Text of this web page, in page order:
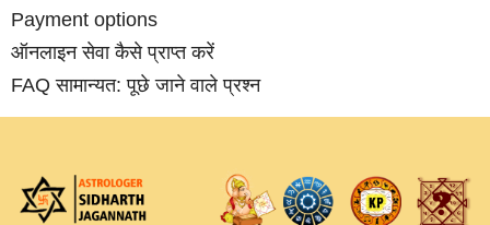
Payment options
ऑनलाइन सेवा कैसे प्राप्‍त करें
FAQ सामान्‍यत: पूछे जाने वाले प्रश्‍न